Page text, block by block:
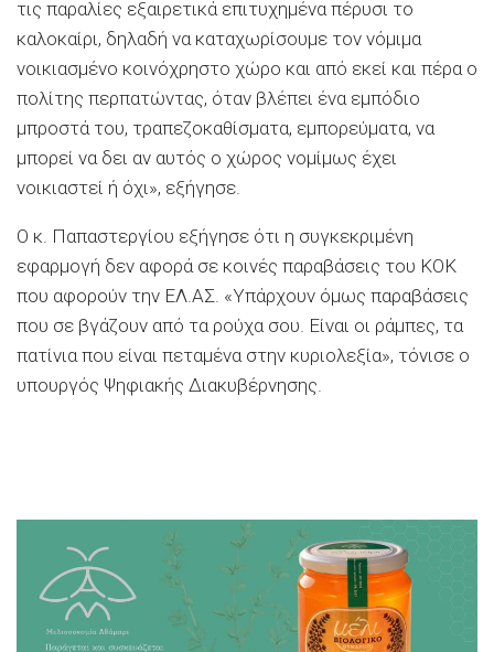
τις παραλίες εξαιρετικά επιτυχημένα πέρυσι το
καλοκαίρι, δηλαδή να καταχωρίσουμε τον νόμιμα
νοικιασμένο κοινόχρηστο χώρο και από εκεί και πέρα ο
πολίτης περπατώντας, όταν βλέπει ένα εμπόδιο
μπροστά του, τραπεζοκαθίσματα, εμπορεύματα, να
μπορεί να δει αν αυτός ο χώρος νομίμως έχει
νοικιαστεί ή όχι», εξήγησε.
Ο κ. Παπαστεργίου εξήγησε ότι η συγκεκριμένη
εφαρμογή δεν αφορά σε κοινές παραβάσεις του ΚΟΚ
που αφορούν την ΕΛ.ΑΣ. «Υπάρχουν όμως παραβάσεις
που σε βγάζουν από τα ρούχα σου. Είναι οι ράμπες, τα
πατίνια που είναι πεταμένα στην κυριολεξία», τόνισε ο
υπουργός Ψηφιακής Διακυβέρνησης.